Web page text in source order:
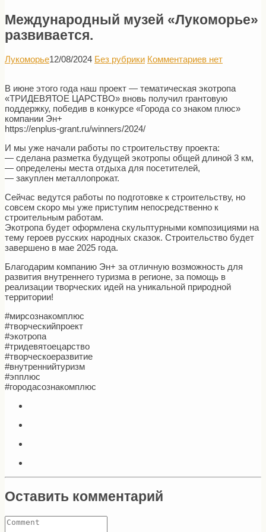
Международный музей «Лукоморье»
развивается.
Лукоморье12/08/2024 Без рубрики Комментариев нет
В июне этого года наш проект — тематическая экотропа
«ТРИДЕВЯТОЕ ЦАРСТВО» вновь получил грантовую
поддержку, победив в конкурсе «Города со знаком плюс»
компании Эн+
https://enplus-grant.ru/winners/2024/
И мы уже начали работы по строительству проекта:
— сделана разметка будущей экотропы общей длиной 3 км,
— определены места отдыха для посетителей,
— закуплен металлопрокат.
Сейчас ведутся работы по подготовке к строительству, но
совсем скоро мы уже приступим непосредственно к
строительным работам.
Экотропа будет оформлена скульптурными композициями на
тему героев русских народных сказок. Строительство будет
завершено в мае 2025 года.
Благодарим компанию Эн+ за отличную возможность для
развития внутреннего туризма в регионе, за помощь в
реализации творческих идей на уникальной природной
территории!
#мирсознакомплюс
#творческийпроект
#экотропа
#тридевятоецарство
#творческоеразвитие
#внутреннийтуризм
#эпплюс
#городасознакомплюс
Оставить комментарий